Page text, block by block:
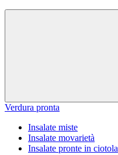
Verdura pronta
Insalate miste
Insalate movarietà
Insalate pronte in ciotola